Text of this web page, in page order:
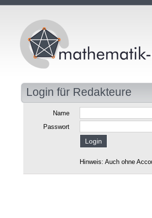
Login für Redakteure
Name
Passwort
Hinweis: Auch ohne